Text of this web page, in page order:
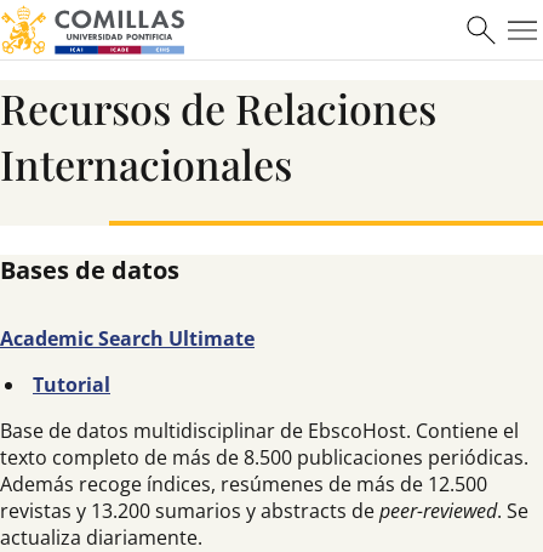
Recursos de Relaciones
Internacionales
Bases de datos
Academic Search Ultimate
Tutorial
Base de datos multidisciplinar de EbscoHost. Contiene el
texto completo de más de 8.500 publicaciones periódicas.
Además recoge índices, resúmenes de más de 12.500
revistas y 13.200 sumarios y abstracts depeer-reviewed. Se
actualiza diariamente.